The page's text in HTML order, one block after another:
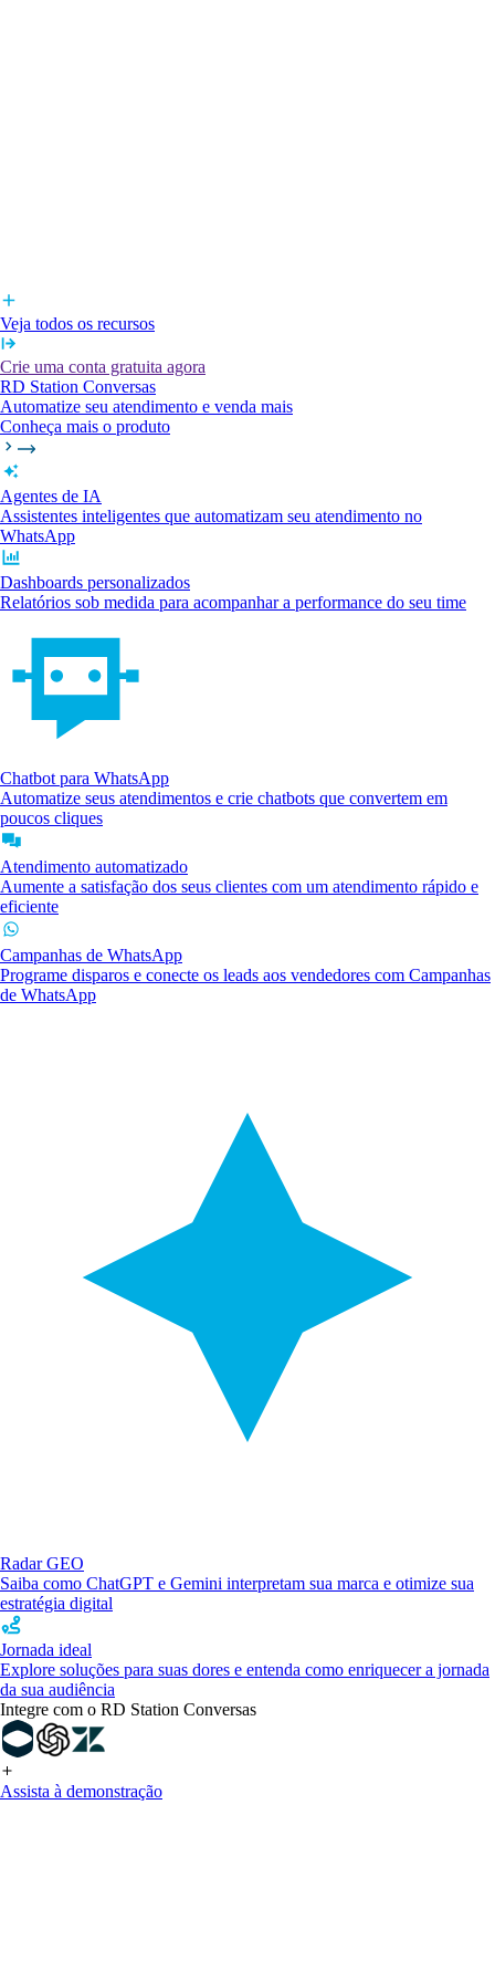
Veja todos os recursos
Crie uma conta gratuita agora
RD Station Conversas
Automatize seu atendimento e venda mais
Conheça mais o produto
Agentes de IA
Assistentes inteligentes que automatizam seu atendimento no
WhatsApp
Dashboards personalizados
Relatórios sob medida para acompanhar a performance do seu time
Chatbot para WhatsApp
Automatize seus atendimentos e crie chatbots que convertem em
poucos cliques
Atendimento automatizado
Aumente a satisfação dos seus clientes com um atendimento rápido e
eficiente
Campanhas de WhatsApp
Programe disparos e conecte os leads aos vendedores com Campanhas
de WhatsApp
Radar GEO
Saiba como ChatGPT e Gemini interpretam sua marca e otimize sua
estratégia digital
Jornada ideal
Explore soluções para suas dores e entenda como enriquecer a jornada
da sua audiência
Integre com o RD Station Conversas
Assista à demonstração